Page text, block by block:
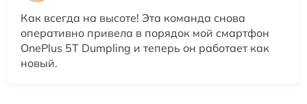
Как всегда на высоте! Эта команда снова
оперативно привела в порядок мой смартфон
OnePlus 5T Dumpling и теперь он работает как
новый.